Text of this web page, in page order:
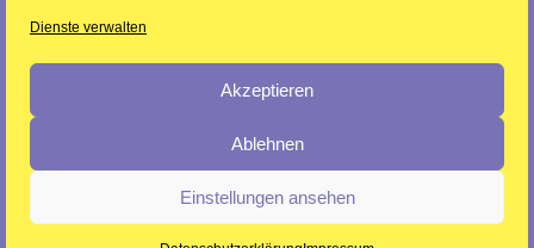
Dienste verwalten
Akzeptieren
Ablehnen
Einstellungen ansehen
Pressebereich /
Datenschutzerklärung /